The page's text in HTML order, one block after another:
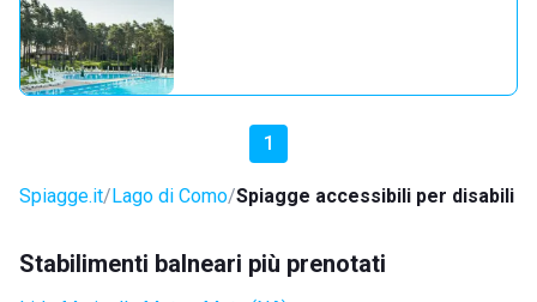
1
Spiagge.it Lago di Como Spiagge accessibili per disabili
Stabilimenti balneari più prenotati